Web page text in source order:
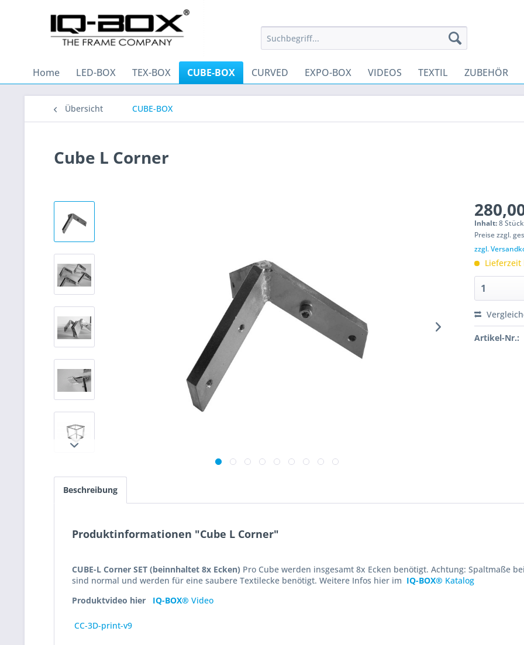
Home LED-BOX TEX-BOX CUBE-BOX CURVED EXPO-BOX VIDEOS TEXTIL ZUBEHÖR
Übersicht CUBE-BOX
Cube L Corner
Inhalt:8
Preise zzgl.
zzgl.
Lieferzeit
Artikel-Nr.:
Beschreibung
Produktinformationen "Cube L Corner"
CUBE-L Corner SET (beinnhaltet 8x Ecken) Pro Cube werden insgesamt 8x Ecken benötigt. Achtung: Spaltmaße
sind normal und werden für eine saubere Textilecke benötigt. Weitere Infos hier im IQ-BOX® Katalog
Produktvideo hier
IQ-BOX® Video
CC-3D-print-v9